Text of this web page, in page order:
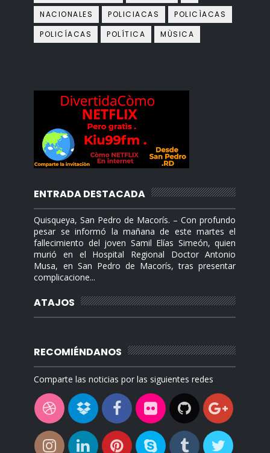
NACIONALES
POLICIACAS
POLICÌACAS
POLICÍACAS
POLÍTICA MÙSICA
ENTRADA DESTACADA
Quisqueya, San Pedro de Macorís. – Con profundo
pesar se informó la mañana de este martes el
fallecimiento del joven Samil Elías Simeón, quien
murió en el Hospital Regional Doctor Antonio
Musa, en San Pedro de Macorís, tras presentar
complicacione...
ATAJOS
RECOMIÉNDANOS
Comparte las noticias por las siguientes redes